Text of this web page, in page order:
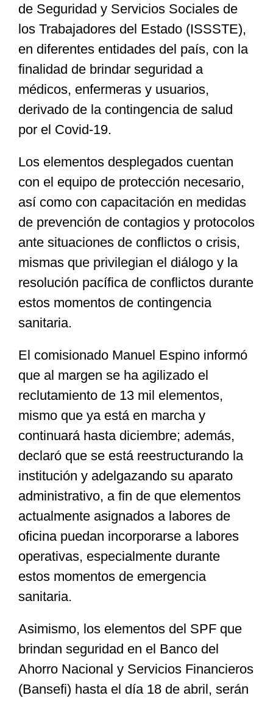
Cultura
Nosotros
de Seguridad y Servicios Sociales de
los Trabajadores del Estado (ISSSTE),
en diferentes entidades del país, con la
finalidad de brindar seguridad a
médicos, enfermeras y usuarios,
derivado de la contingencia de salud
por el Covid-19.
Los elementos desplegados cuentan
con el equipo de protección necesario,
así como con capacitación en medidas
de prevención de contagios y protocolos
ante situaciones de conflictos o crisis,
mismas que privilegian el diálogo y la
resolución pacífica de conflictos durante
estos momentos de contingencia
sanitaria.
El comisionado Manuel Espino informó
que al margen se ha agilizado el
reclutamiento de 13 mil elementos,
mismo que ya está en marcha y
continuará hasta diciembre; además,
declaró que se está reestructurando la
institución y adelgazando su aparato
administrativo, a fin de que elementos
actualmente asignados a labores de
oficina puedan incorporarse a labores
operativas, especialmente durante
estos momentos de emergencia
sanitaria.
Asimismo, los elementos del SPF que
brindan seguridad en el Banco del
Ahorro Nacional y Servicios Financieros
(Bansefi) hasta el día 18 de abril, serán